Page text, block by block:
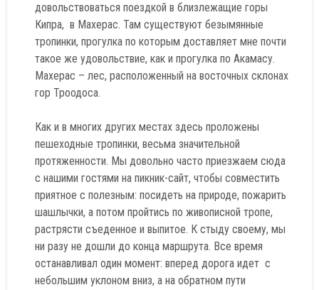
довольствоваться поездкой в близлежащие горы
Кипра, в Махерас. Там существуют безымянные
тропинки, прогулка по которым доставляет мне почти
такое же удовольствие, как и прогулка по Акамасу.
Махерас – лес, расположенный на восточных склонах
гор Троодоса.
Как и в многих других местах здесь проложены
пешеходные тропинки, весьма значительной
протяженности. Мы довольно часто приезжаем сюда
с нашими гостями на пикник-сайт, чтобы совместить
приятное с полезным: посидеть на природе, пожарить
шашлычки, а потом пройтись по живописной тропе,
растрясти съеденное и выпитое. К стыду своему, мы
ни разу не дошли до конца маршрута. Все время
останавливал один момент: вперед дорога идет с
небольшим уклоном вниз, а на обратном пути